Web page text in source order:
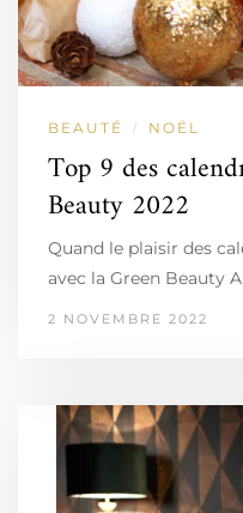
BEAUTÉ / NOËL
Top 9 des
Beauty 2022
Quand le plaisir des
avec la Green Beauty
2 NOVEMBRE 2022